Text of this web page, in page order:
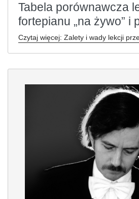
Tabela porównawcza
fortepianu „na żywo” i
Czytaj więcej: Zalety i wady lekcji